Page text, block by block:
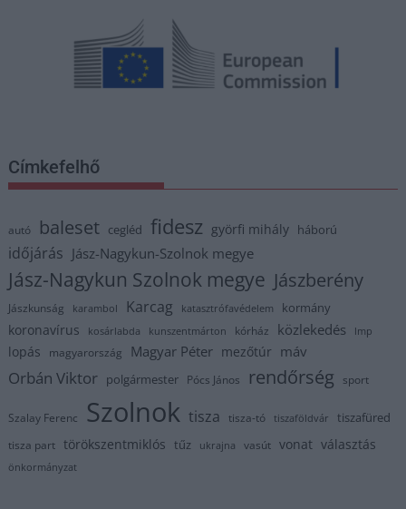
Címkefelhő
autó baleset cegléd fidesz györfi mihály háború
időjárás Jász-Nagykun-Szolnok megye
Jász-Nagykun Szolnok megye Jászberény
Jászkunság karambol Karcag katasztrófavédelem kormány
koronavírus kosárlabda kunszentmárton kórház közlekedés lmp
lopás magyarország Magyar Péter mezőtúr máv
Orbán Viktor polgármester Pócs János rendőrség sport
Szalay Ferenc Szolnok tisza tisza-tó tiszaföldvár tiszafüred
tisza part törökszentmiklós tűz ukrajna vasút vonat választás
önkormányzat